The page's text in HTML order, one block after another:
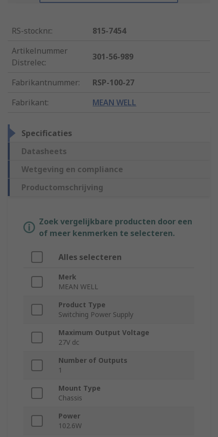
RS-stocknr.:
815-7454
Artikelnummer
Distrelec:
301-56-989
Fabrikantnummer:
RSP-100-27
Fabrikant: MEAN WELL
Specificaties
Datasheets
Wetgeving en compliance
Productomschrijving
Zoek vergelijkbare producten door een
of meer kenmerken te selecteren.
Alles selecteren
Merk
MEAN WELL
Product Type
Switching Power Supply
Maximum Output Voltage
27V dc
Number of Outputs
1
Mount Type
Chassis
Power
102.6W